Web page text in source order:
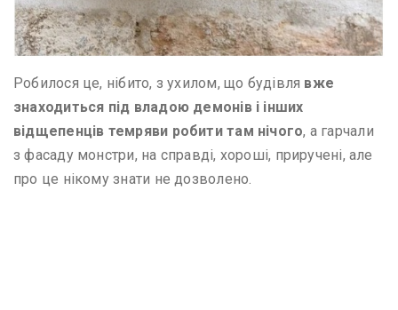
Робилося це, нібито, з ухилом, що будівля вже
знаходиться під владою демонів і інших
відщепенців темряви робити там нічого, а гарчали
з фасаду монстри, на справді, хороші, приручені, але
про це нікому знати не дозволено.